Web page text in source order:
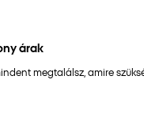
árak
megtalálsz, amire